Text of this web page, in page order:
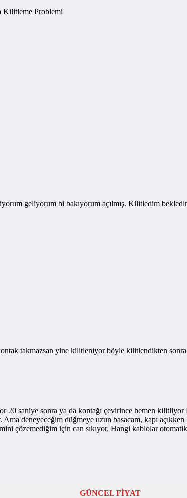
Kilitleme Problemi
geliyorum bi bakıyorum açılmış. Kilitledim
takmazsan yine kilitleniyor böyle kilitlendikten
saniye sonra ya da kontağı çevirince hemen kilitliyor
deneyeceğim düğmeye uzun basacam, kapı
çözemediğim için can sıkıyor. Hangi kablolar
GÜNCEL FİYAT